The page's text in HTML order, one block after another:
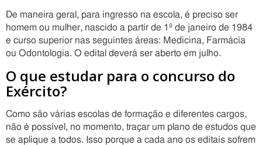
De maneira geral, para ingresso na escola, é preciso ser
homem ou mulher, nascido a partir de 1º de janeiro de 1984
e curso superior nas seguintes áreas: Medicina, Farmácia
ou Odontologia. O edital deverá ser aberto em julho.
O que estudar para o concurso do
Exército?
Como são várias escolas de formação e diferentes cargos,
não é possível, no momento, traçar um plano de estudos que
se aplique a todos. Isso porque a cada ano os editais sofrem